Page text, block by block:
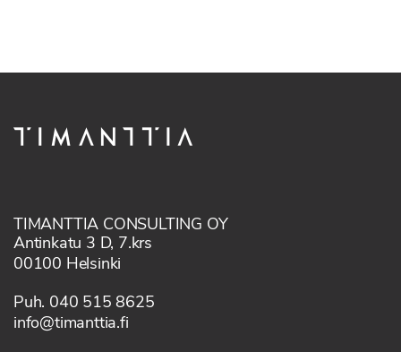
TIMANTTIA CONSULTING OY
Antinkatu 3 D, 7.krs
00100 Helsinki
Puh. 040 515 8625
info@timanttia.fi